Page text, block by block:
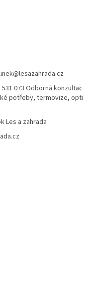
@lesazahrada.cz
531 073 Odborná konzultac
potřeby, termovize, opti
Les a zahrada